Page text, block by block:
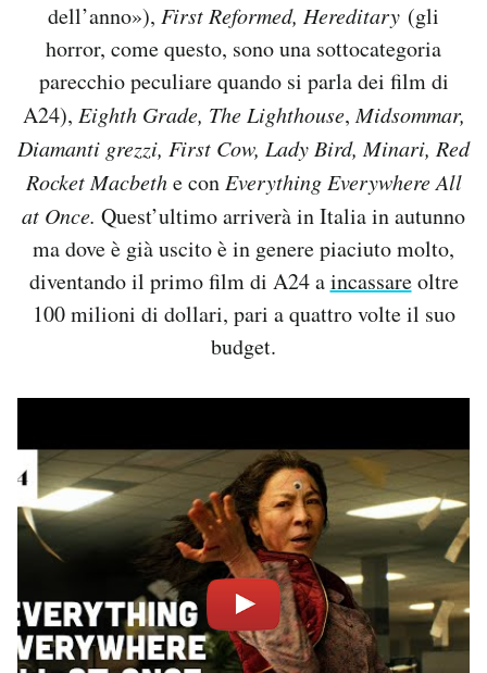
dell’anno»), First Reformed, Hereditary (gli
horror, come questo, sono una sottocategoria
parecchio peculiare quando si parla dei film di
A24), Eighth Grade, The Lighthouse,Midsommar,
Diamanti grezzi, First Cow, Lady Bird, Minari, Red
Rocket Macbethe conEverything Everywhere All
at Once. Quest’ultimo arriverà in Italia in autunno
ma dove è già uscito è in genere piaciuto molto,
diventando il primo film di A24 aincassareoltre
100 milioni di dollari, pari a quattro volte il suo
budget.